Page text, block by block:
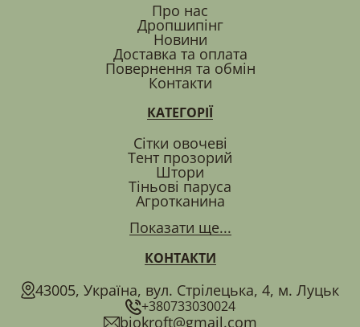
Про нас
Дропшипінг
Новини
Доставка та оплата
Повернення та обмін
Контакти
КАТЕГОРІЇ
Сітки овочеві
Тент прозорий
Штори
Тіньові паруса
Агротканина
Показати ще...
КОНТАКТИ
43005, Україна, вул. Стрілецька, 4, м. Луцьк
+380733030024
biokroft@gmail.com